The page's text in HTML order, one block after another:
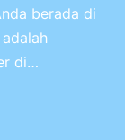
berada di
di…